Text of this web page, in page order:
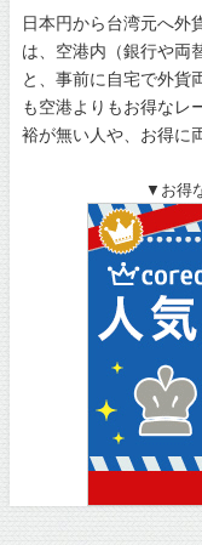
日本円から台湾元へ外
は、空港内（銀行や両
と、事前に自宅で外貨
も空港よりもお得なレ
裕が無い人や、お得に
▼お得